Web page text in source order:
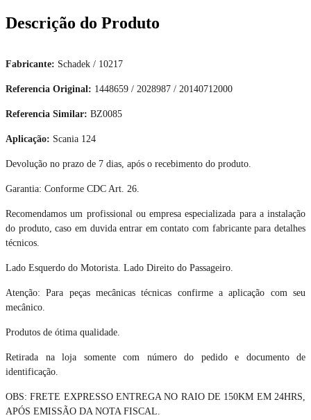
Descrição do Produto
Fabricante: Schadek / 10217
Referencia Original: 1448659 / 2028987 / 20140712000
Referencia Similar: BZ0085
Aplicação: Scania 124
Devolução no prazo de 7 dias, após o recebimento do produto.
Garantia: Conforme CDC Art. 26.
Recomendamos um profissional ou empresa especializada para a instalação
do produto, caso em duvida entrar em contato com fabricante para detalhes
técnicos.
Lado Esquerdo do Motorista. Lado Direito do Passageiro.
Atenção: Para peças mecânicas técnicas confirme a aplicação com seu
mecânico.
Produtos de ótima qualidade.
Retirada na loja somente com número do pedido e documento de
identificação.
OBS: FRETE EXPRESSO ENTREGA NO RAIO DE 150KM EM 24HRS,
APÓS EMISSÃO DA NOTA FISCAL.